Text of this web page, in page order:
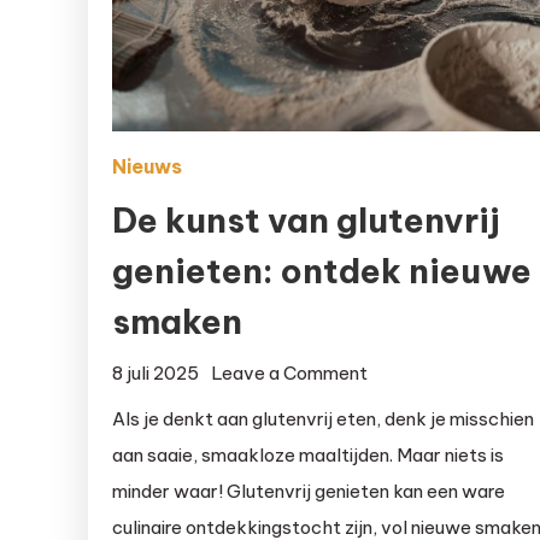
Nieuws
De kunst van glutenvrij
genieten: ontdek nieuwe
smaken
8 juli 2025 Leave a Comment
glutenvrij
genieten:
Als je denkt aan glutenvrij eten, denk je misschien
aan saaie, smaakloze maaltijden. Maar niets is
minder waar! Glutenvrij genieten kan een ware
culinaire ontdekkingstocht zijn, vol nieuwe